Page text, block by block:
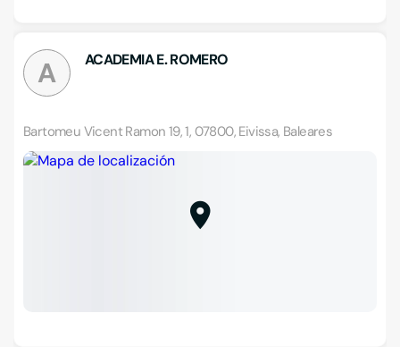
A ACADEMIA E. ROMERO
Bartomeu Vicent Ramon 19, 1, 07800, Eivissa, Baleares